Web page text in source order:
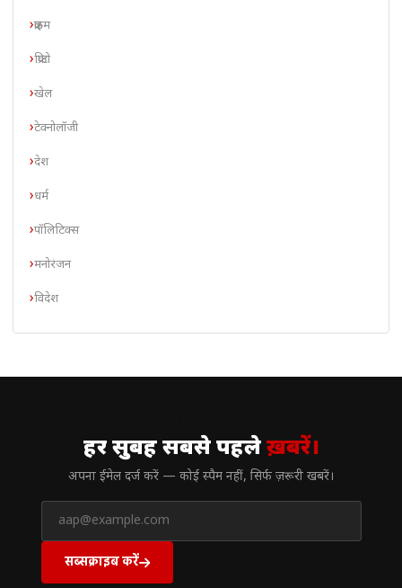
क्राइम
क्रिप्टो
खेल
टेक्नोलॉजी
देश
धर्म
पॉलिटिक्स
मनोरंजन
विदेश
हर सुबह सबसे पहलेख़बरें।
अपना ईमेल दर्ज करें — कोई स्पैम नहीं, सिर्फ ज़रूरी खबरें।
सब्सक्राइब करें